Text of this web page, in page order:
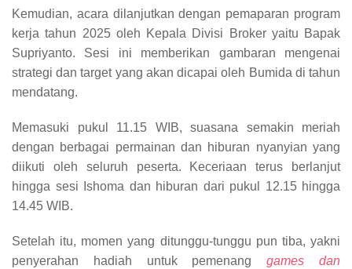
Kemudian, acara dilanjutkan dengan pemaparan program
kerja tahun 2025 oleh Kepala Divisi Broker yaitu Bapak
Supriyanto. Sesi ini memberikan gambaran mengenai
strategi dan target yang akan dicapai oleh Bumida di tahun
mendatang.
Memasuki pukul 11.15 WIB, suasana semakin meriah
dengan berbagai permainan dan hiburan nyanyian yang
diikuti oleh seluruh peserta. Keceriaan terus berlanjut
hingga sesi Ishoma dan hiburan dari pukul 12.15 hingga
14.45 WIB.
Setelah itu, momen yang ditunggu-tunggu pun tiba, yakni
penyerahan hadiah untuk pemenanggames dan